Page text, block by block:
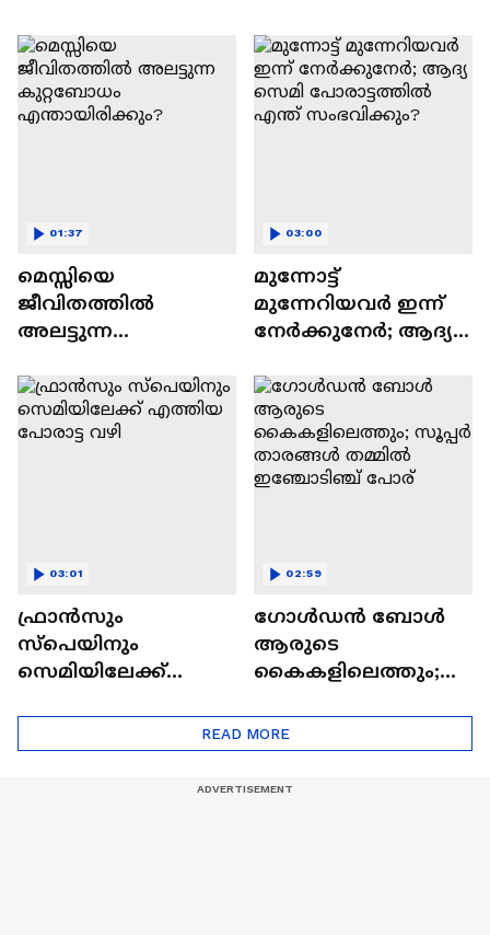
മെസ്സിയെ
ജീവിതത്തിൽ
അലട്ടുന്ന
എന്തായിരിക്കും?
01:37
മുന്നോട്ട്
മുന്നേറിയവർ ഇന്ന്
നേർക്കുനേർ; ആദ്യ
എന്ത് സംഭവിക്കും?
03:00
ഫ്രാൻസും
സ്പെയിനും
സെമിയിലേക്ക്
03:01
ഗോൾഡൻ ബോൾ
ആരുടെ
കൈകളിലെത്തും;
തമ്മിൽ ഇഞ്ചോടിഞ്ച്
പോര്
02:59
READ MORE